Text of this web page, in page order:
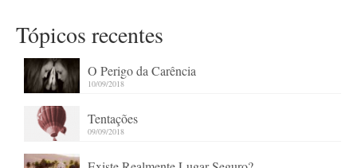
Tópicos recentes
O Perigo da Carência
10/09/2018
Tentações
09/09/2018